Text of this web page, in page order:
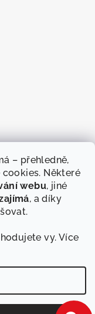
– přehledně,
Některé
webu, jiné
, a díky
vy. Více
Upravit